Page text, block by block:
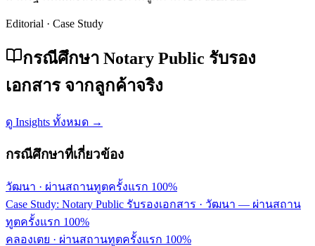
Editorial · Case Study
กรณีศึกษา Notary Public รับรอง
เอกสาร จากลูกค้าจริง
ดู Insights ทั้งหมด →
กรณีศึกษาที่เกี่ยวข้อง
วัฒนา · ผ่านสถานทูตครั้งแรก 100%
Case Study: Notary Public รับรองเอกสาร · วัฒนา — ผ่านสถาน
ทูตครั้งแรก 100%
คลองเตย · ผ่านสถานทูตครั้งแรก 100%